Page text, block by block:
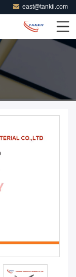
east@tankii.com